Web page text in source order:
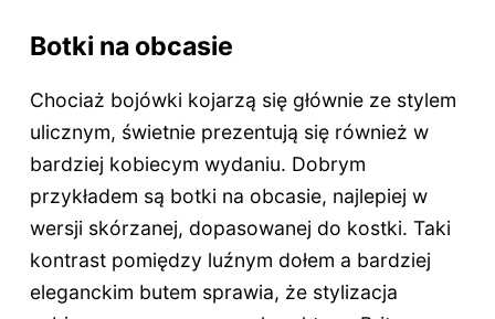
Botki na obcasie
Chociaż bojówki kojarzą się głównie ze stylem
ulicznym, świetnie prezentują się również w
bardziej kobiecym wydaniu. Dobrym
przykładem są botki na obcasie, najlepiej w
wersji skórzanej, dopasowanej do kostki. Taki
kontrast pomiędzy luźnym dołem a bardziej
eleganckim butem sprawia, że stylizacja